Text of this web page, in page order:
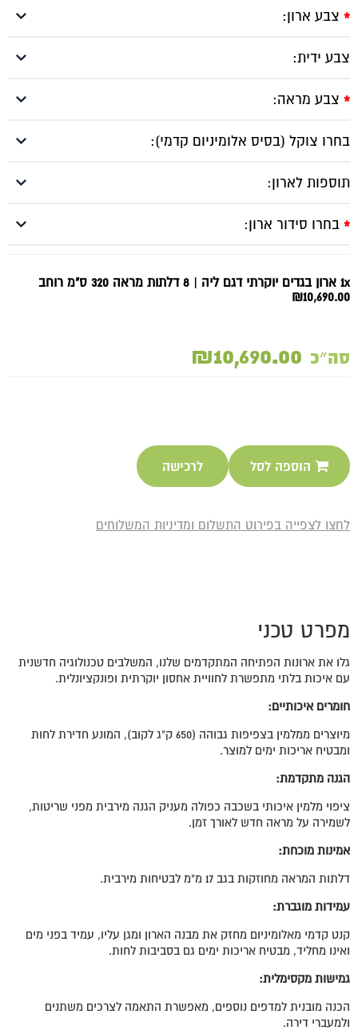
* צבע ארון:
צבע ידית:
* צבע מראה:
בחרו צוקל (בסיס אלומיניום קדמי):
תוספות לארון:
* בחרו סידור ארון:
1x ארון בגדים יוקרתי דגם ליה | 8 דלתות מראה 320 ס"מ רוחב
₪10,690.00
סה״כ ₪10,690.00
הוספה לסל לרכישה
לחצו לצפייה בפירוט התשלום ומדיניות המשלוחים
מפרט טכני
גלו את ארונות הפתיחה המתקדמים שלנו, המשלבים טכנולוגיה חדשנית
עם איכות בלתי מתפשרת לחוויית אחסון יוקרתית ופונקציונלית.
חומרים איכותיים:
מיוצרים ממלמין בצפיפות גבוהה (650 ק"ג לקוב), המונע חדירת לחות
ומבטיח אריכות ימים למוצר.
הגנה מתקדמת:
ציפוי מלמין איכותי בשכבה כפולה מעניק הגנה מירבית מפני שריטות,
לשמירה על מראה חדש לאורך זמן.
אמינות מוכחת:
דלתות המראה מחוזקות בגב 17 מ"מ לבטיחות מירבית.
עמידות מוגברת:
קנט קדמי מאלומיניום מחזק את מבנה הארון ומגן עליו, עמיד בפני מים
ואינו מחליד, מבטיח אריכות ימים גם בסביבות לחות.
גמישות מקסימלית:
הכנה מובנית למדפים נוספים, מאפשרת התאמה לצרכים משתנים
ולמעברי דירה.